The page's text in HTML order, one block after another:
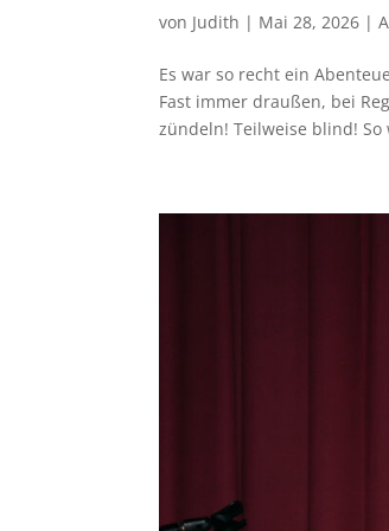
von Judith | Mai 28, 2026 |
Es war so recht ein
Fast immer draußen, bei
zündeln! Teilweise blind! So